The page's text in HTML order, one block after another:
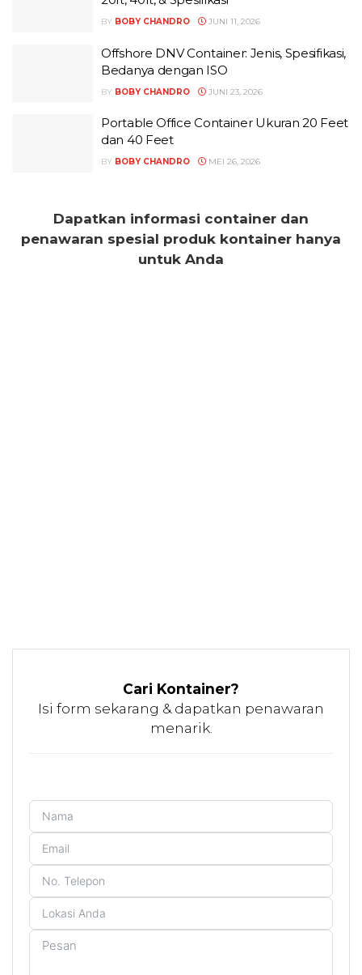
BY BOBY CHANDRO JUNI 11, 2026
Offshore DNV Container: Jenis, Spesifikasi,
Bedanya dengan ISO
BY BOBY CHANDRO JUNI 23, 2026
Portable Office Container Ukuran 20 Feet
dan 40 Feet
BY BOBY CHANDRO MEI 26, 2026
Dapatkan informasi container dan
penawaran spesial produk kontainer hanya
untuk Anda
Cari Kontainer?
Isi form sekarang & dapatkan penawaran
menarik.